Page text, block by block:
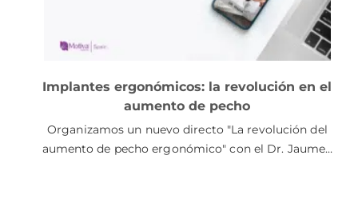
Implantes ergonómicos: la revolución en el
aumento de pecho
Organizamos un nuevo directo "La revolución del
aumento de pecho ergonómico" con el Dr. Jaume…